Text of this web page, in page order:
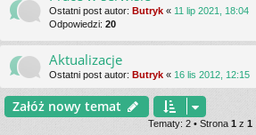
Ostatni post autor: Butryk « 11 lip 2021, 18:04
Odpowiedzi: 20
Aktualizacje
Ostatni post autor: Butryk « 16 lis 2012, 12:15
Załóż nowy temat
Tematy: 2 • Strona 1z 1